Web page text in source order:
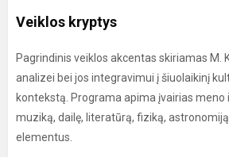
Veiklos kryptys
Pagrindinis veiklos akcentas skiriamas M.
analizei bei jos integravimui į šiuolaikinį
kontekstą. Programa apima įvairias meno
muziką, dailę, literatūrą, fiziką,
elementus.